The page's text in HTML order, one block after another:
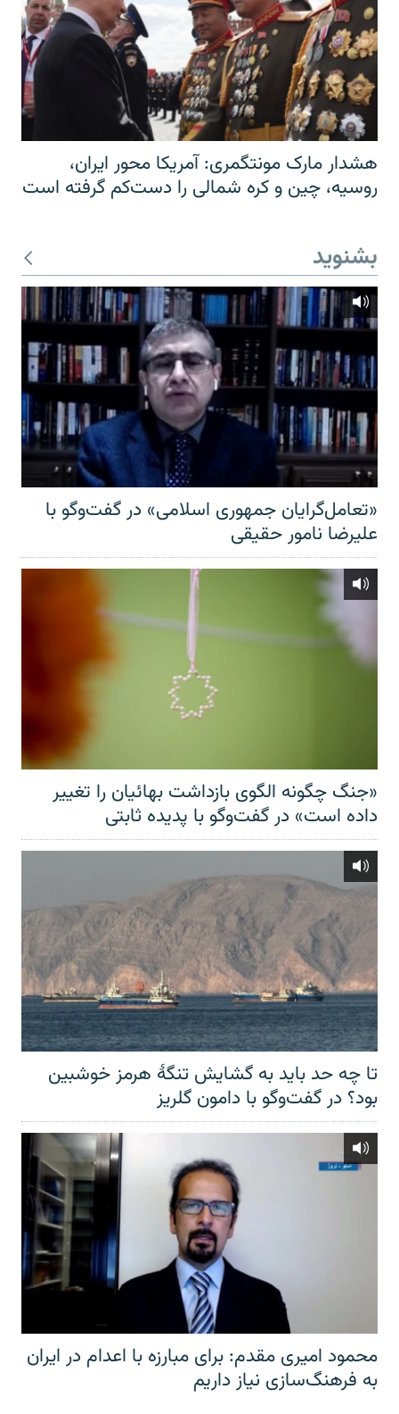
هشدار مارک مونتگمری: آمریکا محور ایران،
روسیه، چین و کره شمالی را دست‌کم گرفته است
بشنوید
«تعامل‌گرایان جمهوری اسلامی» در گفت‌وگو با
علیرضا نامور حقیقی
«جنگ چگونه الگوی بازداشت بهائیان را تغییر
داده است» در گفت‌وگو با پدیده ثابتی
تا چه حد باید به گشایش تنگهٔ هرمز خوشبین
بود؟ در گفت‌وگو با دامون گلریز
محمود امیری مقدم: برای مبارزه با اعدام در ایران
به فرهنگ‌سازی نیاز داریم